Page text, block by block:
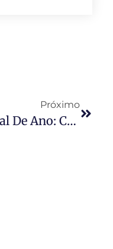
Próximo
Final De Ano: Cuidados Com A Segurança E A Perturbação